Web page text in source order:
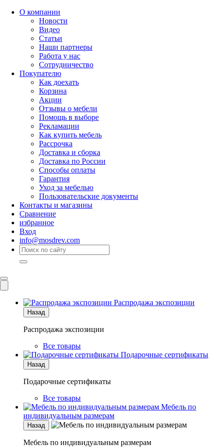
О компании
Новости
Видео
Статьи
Наши партнеры
Работа у нас
Сотрудничество
Покупателю
Как доехать
Корзина
Акции
Отзывы о мебели
Помощь в выборе
Рекламации
Как купить мебель
Рассрочка
Доставка и сборка
Доставка по России
Способы оплаты
Гарантия
Уход за мебелью
Пользовательские документы
Контакты и магазины
Сравнение
избранное
Вход
info@mosdrev.com
Распродажа экспозиции
Назад
Распродажа экспозиции
Все товары
Подарочные сертификаты
Назад
Подарочные сертификаты
Все товары
Мебель по
индивидуальным размерам
Назад
Мебель по индивидуальным размерам